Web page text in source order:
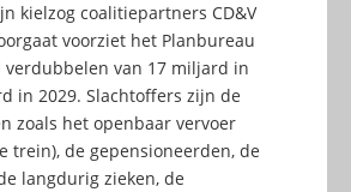
kielzog coalitiepartners CD&V
voorziet het Planbureau
van 17 miljard in
in 2029. Slachtoffers zijn de
zoals het openbaar vervoer
trein), de gepensioneerden, de
langdurig zieken, de